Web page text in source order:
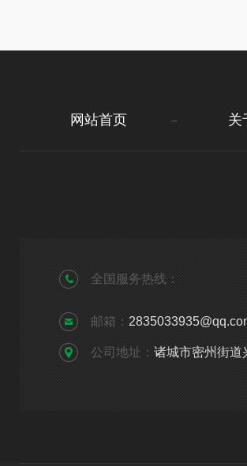
网站首页 关
全国服务热线：
邮箱：
公司地址： 诸城市密州街道